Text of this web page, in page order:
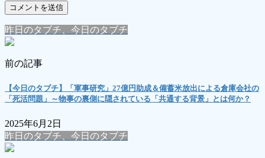
昨日のタブチ、今日のタブチ
前の記事
【今日のタブチ】「軍事研究」27億円助成＆備蓄米放出による倉庫会社の
「死活問題」～物事の裏側に隠されている「共通する背景」とは何か？
2025年6月2日
昨日のタブチ、今日のタブチ